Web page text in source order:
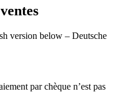
version below – Deutsche
par chèque n’est pas